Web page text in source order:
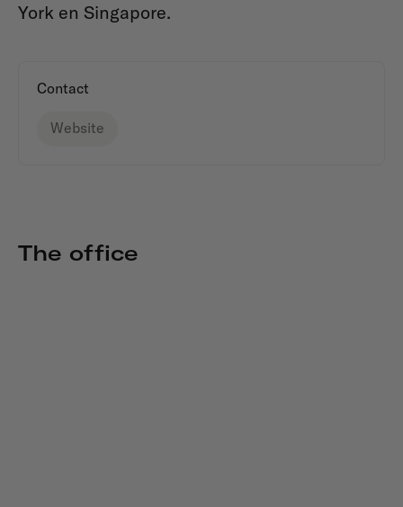
York en Singapore.
Contact
Website
The office